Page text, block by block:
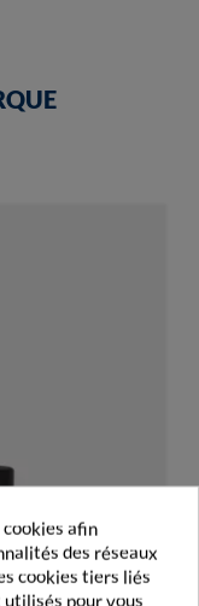
cookies afin
des réseaux
cookies tiers liés
pour vous